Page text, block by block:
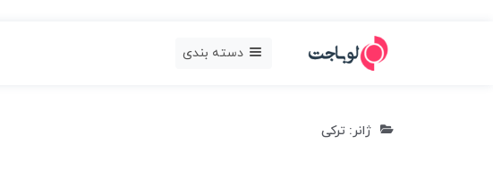
دسته بندی
ژانر: ترکی